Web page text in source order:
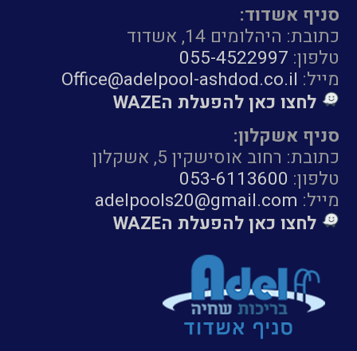
סניף אשדוד:
כתובת: היהלומים 14, אשדוד
טלפון: 055-4522997
מייל: Office@adelpool-ashdod.co.il
לחצו כאן להפעלת הWAZE
סניף אשקלון:
כתובת: רחוב אוסישקין 5, אשקלון
טלפון: 053-6113600
מייל: adelpools20@gmail.com
לחצו כאן להפעלת הWAZE